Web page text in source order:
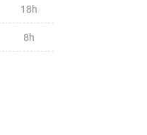
18h
8h